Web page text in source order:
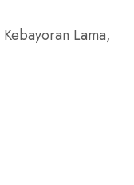
Kebayoran Lama,